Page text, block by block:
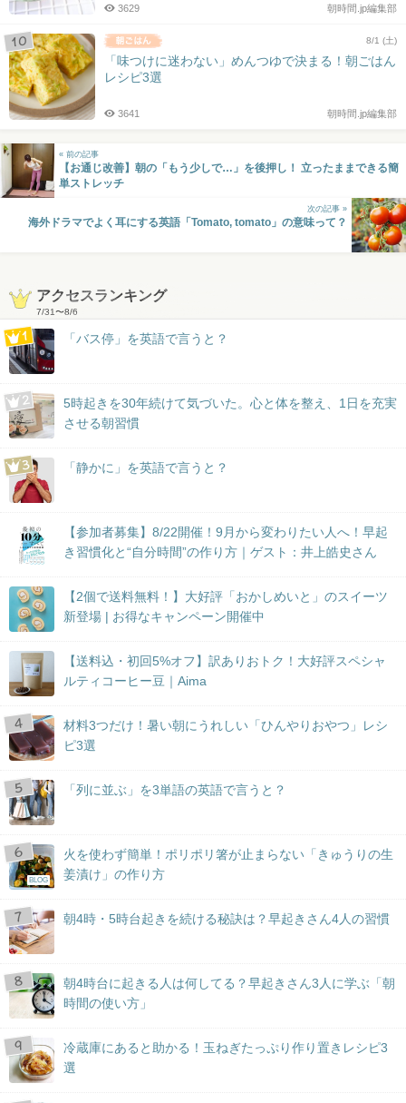
朝時間.jp編集部
3629
8/1 (土)
「味つけに迷わない」めんつゆで決まる！朝ごはん
レシピ3選
朝時間.jp編集部
3641
« 前の記事
【お通じ改善】朝の「もう少しで…」を後押し！ 立ったままできる簡
単ストレッチ
次の記事 »
海外ドラマでよく耳にする英語「Tomato, tomato」の意味って？
アクセスランキング
7/31〜8/6
「バス停」を英語で言うと？
5時起きを30年続けて気づいた。心と体を整え、1日を充実
させる朝習慣
「静かに」を英語で言うと？
【参加者募集】8/22開催！9月から変わりたい人へ！早起
き習慣化と“自分時間”の作り方｜ゲスト：井上皓史さん
【2個で送料無料！】大好評「おかしめいと」のスイーツ
新登場 | お得なキャンペーン開催中
【送料込・初回5%オフ】訳ありおトク！大好評スペシャ
ルティコーヒー豆｜Aima
材料3つだけ！暑い朝にうれしい「ひんやりおやつ」レシ
ピ3選
「列に並ぶ」を3単語の英語で言うと？
BLOG
火を使わず簡単！ポリポリ箸が止まらない「きゅうりの生
姜漬け」の作り方
朝4時・5時台起きを続ける秘訣は？早起きさん4人の習慣
朝4時台に起きる人は何してる？早起きさん3人に学ぶ「朝
時間の使い方」
冷蔵庫にあると助かる！玉ねぎたっぷり作り置きレシピ3
選